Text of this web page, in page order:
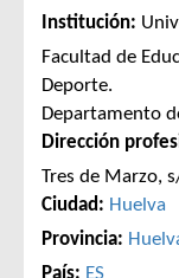
Institución:
Facultad de
Deporte.
Departamento
Dirección
Tres de Marzo,
Ciudad: Huelva
Provincia:
País: ES